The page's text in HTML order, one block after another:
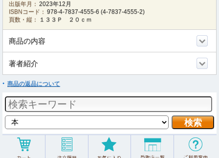
出版年月： 2023年12月
ISBNコード： 978-4-7837-4555-6 (4-7837-4555-2)
頁数・縦：
１３３Ｐ ２０ｃｍ
商品の内容
著者紹介
商品の返品について